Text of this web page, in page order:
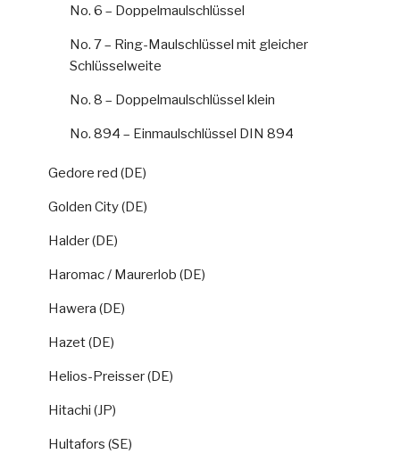
No. 6 – Doppelmaulschlüssel
No. 7 – Ring-Maulschlüssel mit gleicher
Schlüsselweite
No. 8 – Doppelmaulschlüssel klein
No. 894 – Einmaulschlüssel DIN 894
Gedore red (DE)
Golden City (DE)
Halder (DE)
Haromac / Maurerlob (DE)
Hawera (DE)
Hazet (DE)
Helios-Preisser (DE)
Hitachi (JP)
Hultafors (SE)